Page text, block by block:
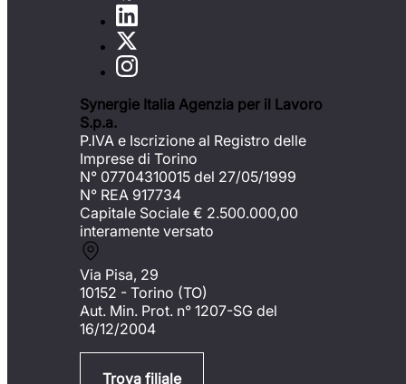
Synergie Italia Agenzia per il Lavoro
S.p.a.
P.IVA e Iscrizione al Registro delle
Imprese di Torino
N° 07704310015 del 27/05/1999
N° REA 917734
Capitale Sociale € 2.500.000,00
interamente versato
Via Pisa, 29
10152 - Torino (TO)
Aut. Min. Prot. n° 1207-SG del
16/12/2004
Trova filiale